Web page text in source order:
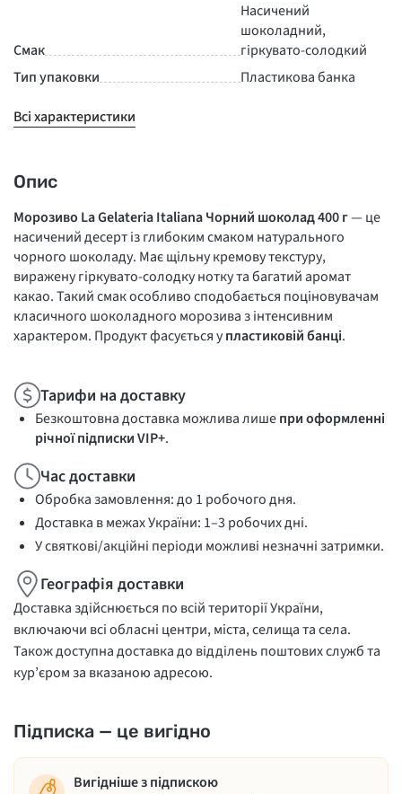
Смак
Насичений
шоколадний,
гіркувато-солодкий
Тип упаковки
Пластикова банка
Всі характеристики
Опис
Морозиво La Gelateria Italiana Чорний шоколад 400 г— це
насичений десерт із глибоким смаком натурального
чорного шоколаду. Має щільну кремову текстуру,
виражену гіркувато-солодку нотку та багатий аромат
какао. Такий смак особливо сподобається поціновувачам
класичного шоколадного морозива з інтенсивним
характером. Продукт фасується упластиковій банці.
Тарифи на доставку
Безкоштовна доставка можлива лишепри оформленні
річної підписки VIP+.
Час доставки
Обробка замовлення: до 1 робочого дня.
Доставка в межах України: 1–3 робочих дні.
У святкові/акційні періоди можливі незначні затримки.
Географія доставки
Доставка здійснюється по всій території України,
включаючи всі обласні центри, міста, селища та села.
Також доступна доставка до відділень поштових служб та
кур’єром за вказаною адресою.
Підписка — це вигідно
Вигідніше з підпискою